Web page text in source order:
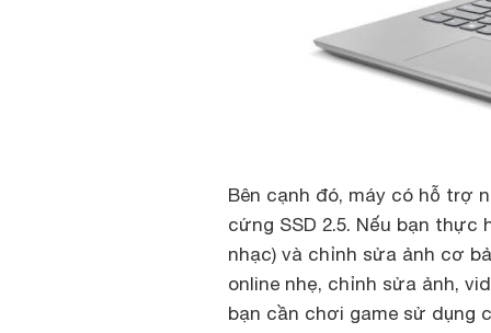
Bên cạnh đó, máy có hỗ trợ
cứng SSD 2.5. Nếu bạn thực
nhạc) và chỉnh sửa ảnh cơ
online nhẹ, chỉnh sửa ảnh,
bạn cần chơi game sử dụng